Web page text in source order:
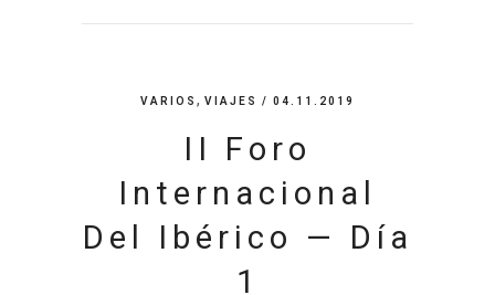
VARIOS , VIAJES / 04.11.2019
II Foro
Internacional
Del Ibérico — Día
1